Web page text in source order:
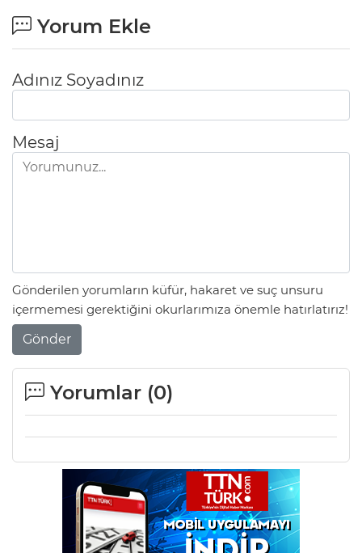
Yorum Ekle
Adınız Soyadınız
Mesaj
Gönderilen yorumların küfür, hakaret ve suç unsuru
içermemesi gerektiğini okurlarımıza önemle hatırlatırız!
Gönder
Yorumlar (0)